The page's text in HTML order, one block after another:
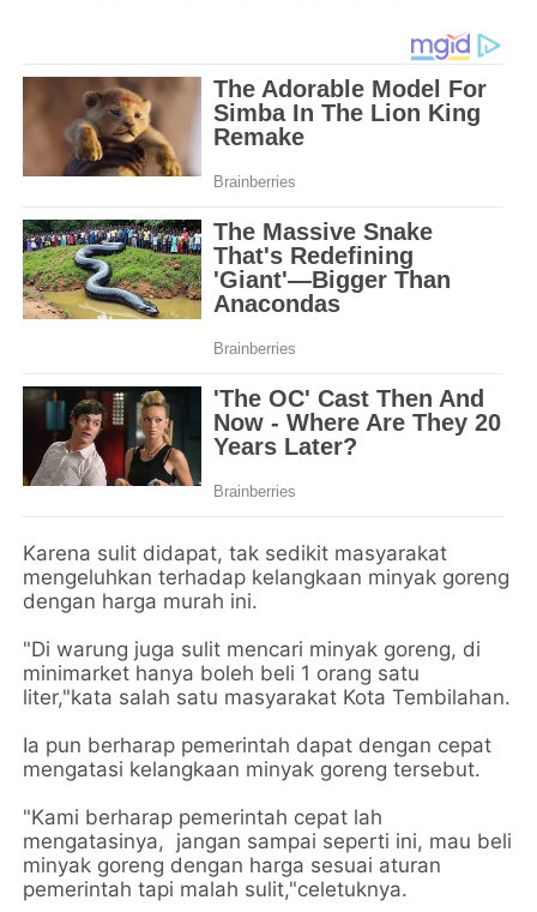
Karena sulit didapat, tak sedikit masyarakat
mengeluhkan terhadap kelangkaan minyak goreng
dengan harga murah ini.
"Di warung juga sulit mencari minyak goreng, di
minimarket hanya boleh beli 1 orang satu
liter,"kata salah satu masyarakat Kota Tembilahan.
Ia pun berharap pemerintah dapat dengan cepat
mengatasi kelangkaan minyak goreng tersebut.
"Kami berharap pemerintah cepat lah
mengatasinya, jangan sampai seperti ini, mau beli
minyak goreng dengan harga sesuai aturan
pemerintah tapi malah sulit,"celetuknya.